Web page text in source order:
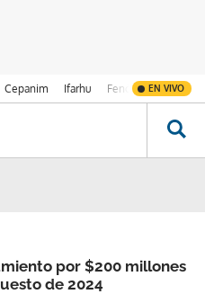
Cepanim Ifarhu Fenómeno de El
EN VIVO
por $200 millones
de 2024